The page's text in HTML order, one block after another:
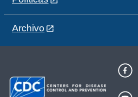
Archivo